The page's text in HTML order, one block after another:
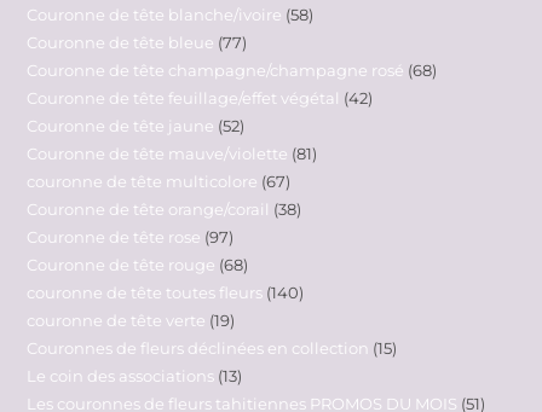
Couronne de tête blanche/ivoire 58
Couronne de tête bleue 77
Couronne de tête champagne/champagne rosé 68
Couronne de tête feuillage/effet végétal 42
Couronne de tête jaune 52
Couronne de tête mauve/violette 81
couronne de tête multicolore 67
Couronne de tête orange/corail 38
Couronne de tête rose 97
Couronne de tête rouge 68
couronne de tête toutes fleurs 140
couronne de tête verte 19
Couronnes de fleurs déclinées en collection 15
Le coin des associations 13
Les couronnes de fleurs tahitiennes PROMOS DU MOIS 51